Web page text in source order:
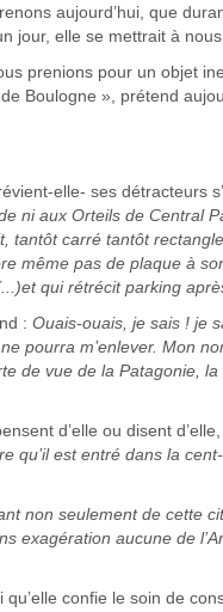
aujourd’hui, que
jour, elle se mettrait à
prenions pour un objet
Boulogne », prétend
elle- ses détracteurs
ni aux Orteils de Central
tantôt carré tantôt
même pas de plaque à
qui rétrécit parking
: Ouais-ouais, je sais ! je
pourra m’enlever. Mon
de vue de la Patagonie,
d’elle ou disent
qu’il est entré dans la
non seulement de cette
exagération aucune de
qu’elle confie le soin de